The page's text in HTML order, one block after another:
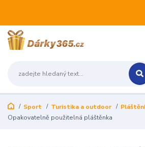
Sport Turistika a outdoor
Opakovatelně použitelná pláštěnka